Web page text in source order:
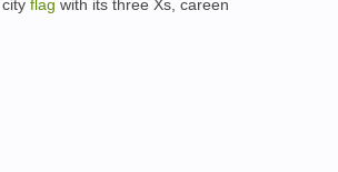
city flag with its three Xs, careen